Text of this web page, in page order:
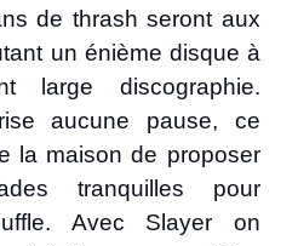
de thrash seront aux
un énième disque à
large discographie.
aucune pause, ce
la maison de proposer
tranquilles pour
Avec Slayer on